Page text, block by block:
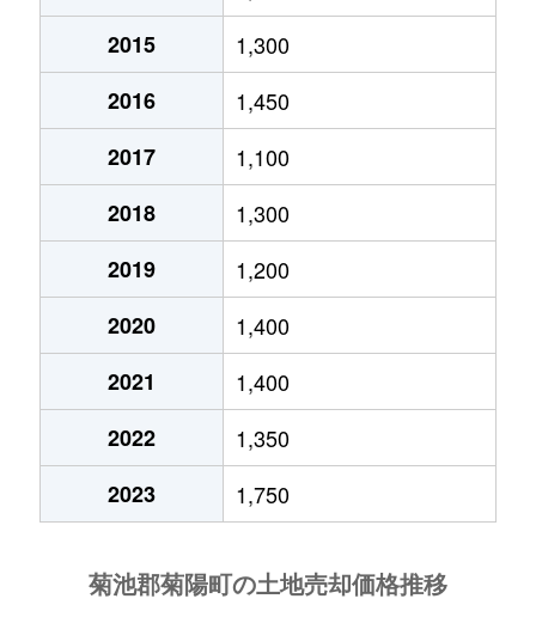
大字原水
89万円
大字原水
2,400万円
大字原水
1,300万円
大字原水
1,800万円
光の森
4,800万円
光の森
8,500万円
大字曲手
920万円
武蔵ヶ丘北
2,800万円
2015
1,300
2016
1,450
2017
1,100
2018
1,300
2019
1,200
2020
1,400
2021
1,400
2022
1,350
2023
1,750